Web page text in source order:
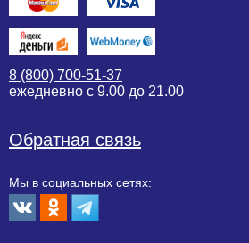
8 (800) 700-51-37
ежедневно с 9.00 до 21.00
Обратная связь
Мы в социальных сетях: